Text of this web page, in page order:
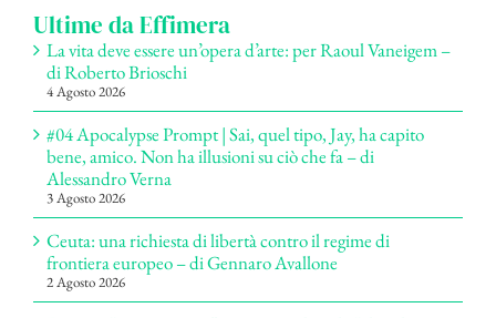
Ultime da Effimera
La vita deve essere un’opera d’arte: per Raoul Vaneigem –
di Roberto Brioschi
4 Agosto 2026
#04 Apocalypse Prompt | Sai, quel tipo, Jay, ha capito
bene, amico. Non ha illusioni su ciò che fa – di
Alessandro Verna
3 Agosto 2026
Ceuta: una richiesta di libertà contro il regime di
frontiera europeo – di Gennaro Avallone
2 Agosto 2026